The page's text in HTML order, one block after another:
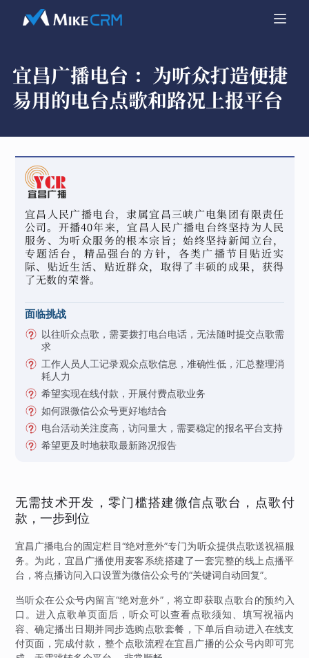
宜昌广播电台 ： 为听众打造便捷
易用的电台点歌和路况上报平台
宜昌人民广播电台，隶属宜昌三峡广电集团有限责任
公司。开播40年来，宜昌人民广播电台终坚持为人民
服务、为听众服务的根本宗旨；始终坚持新闻立台，
专题活台，精品强台的方针，各类广播节目贴近实
际、贴近生活、贴近群众，取得了丰硕的成果，获得
了无数的荣誉。
面临挑战
以往听众点歌，需要拨打电台电话，无法随时提交点歌需
求
工作人员人工记录观众点歌信息，准确性低，汇总整理消
耗人力
希望实现在线付款，开展付费点歌业务
如何跟微信公众号更好地结合
电台活动关注度高，访问量大，需要稳定的报名平台支持
希望更及时地获取最新路况报告
无需技术开发，零门槛搭建微信点歌台，点歌付
款，一步到位
宜昌广播电台的固定栏目“绝对意外”专门为听众提供点歌送祝福服
务。为此，宜昌广播使用麦客系统搭建了一套完整的线上点播平
台，将点播访问入口设置为微信公众号的“关键词自动回复”。
当听众在公众号内留言“绝对意外”，将立即获取点歌台的预约入
口。进入点歌单页面后，听众可以查看点歌须知、填写祝福内
容、确定播出日期并同步选购点歌套餐，下单后自动进入在线支
付页面，完成付款，整个点歌流程在宜昌广播的公众号内即可完